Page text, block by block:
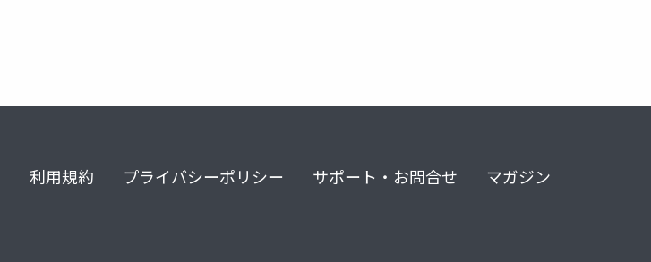
利用規約 プライバシーポリシー サポート・お問合せ マガジン